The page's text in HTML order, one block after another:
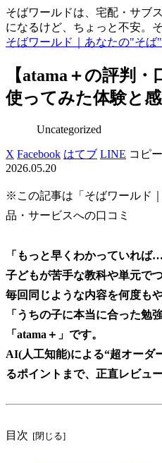
そばワールドは、宅配・サブ
になるけど、ちょっと不安。
そばワールド｜あなたの"そば
【atama＋の評判
使ってみた体験と感
Uncategorized
X Facebook はてブ LINE コピー
2026.05.20
※この記事は「そばワールド
品・サービスへの口コミ
「もっと早くわかっていれば
子どもが苦手な教科や単元で
毎回同じような内容を何度も
「うちの子に本当に合った勉
「atama＋」です。
AI(人工知能)による“超オーダ
るポイントまで、正直レビュ
目次